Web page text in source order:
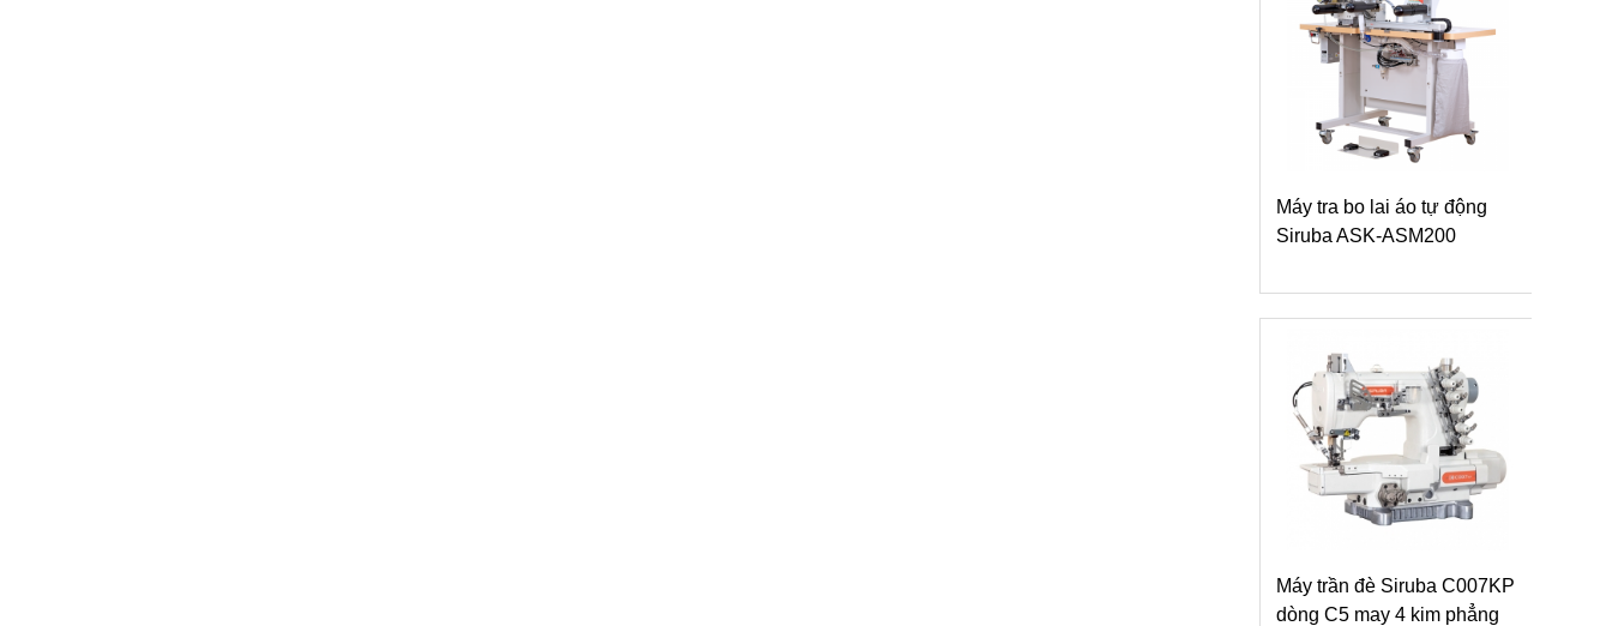
Máy tra bo lai áo tự động
Siruba ASK-ASM200
Máy trần đè Siruba C007KP
dòng C5 may 4 kim phẳng